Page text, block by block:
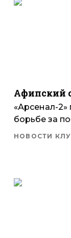
Афипский
«Арсенал-
борьбе за
НОВОСТИ